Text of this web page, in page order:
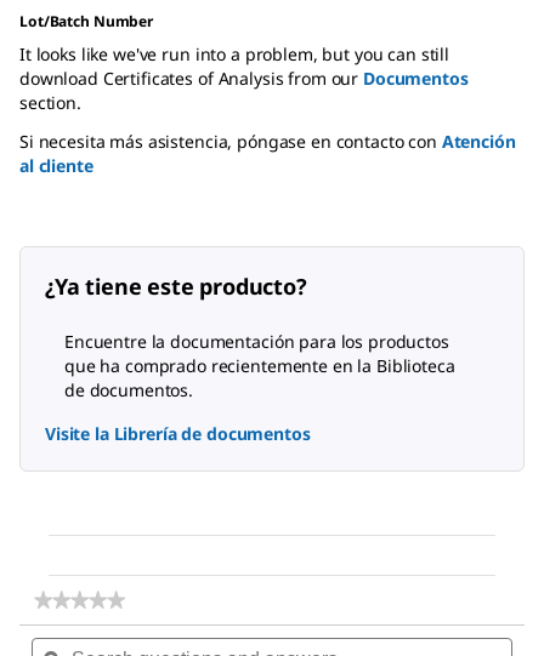
Lot/Batch Number
It looks like we've run into a problem, but you can still
download Certificates of Analysis from our Documentos
section.
Si necesita más asistencia, póngase en contacto con Atención
al cliente
¿Ya tiene este producto?
Encuentre la documentación para los productos
que ha comprado recientemente en la Biblioteca
de documentos.
Visite la Librería de documentos
★★★★★
★★★★★
rating
Search